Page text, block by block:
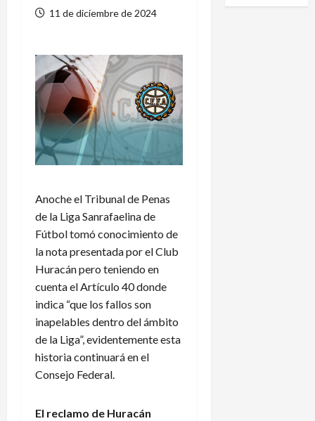
11 de diciembre de 2024
Anoche el Tribunal de Penas
de la Liga Sanrafaelina de
Fútbol tomó conocimiento de
la nota presentada por el Club
Huracán pero teniendo en
cuenta el Artículo 40 donde
indica “que los fallos son
inapelables dentro del ámbito
de la Liga”, evidentemente esta
historia continuará en el
Consejo Federal.
El reclamo de Huracán